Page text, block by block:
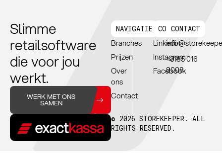
Slimme
retailsoftware
die voor jou
werkt.
WERK MET ONS
SAMEN
NAVIGATIE
Branches
Prijzen
Over
ons
Contact
CONNTECT
Linkedin
Instagram
Facebook
CONTACT
+3185 016
8008
© 2026 STOREKEEPER. ALL
RIGHTS RESERVED.